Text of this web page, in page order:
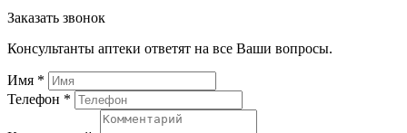
Заказать звонок
Консультанты аптеки ответят на все Ваши вопросы.
Имя *
Телефон *